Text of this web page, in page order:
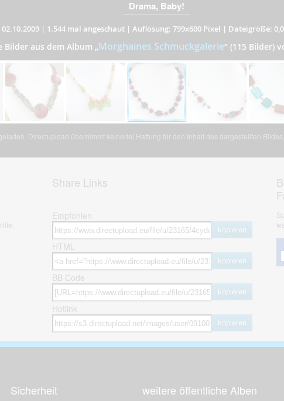
Drama, Baby!
| 1.544 mal angeschaut| Auflösung: 799x600 Pixel | Dateigröße:
Bilder aus dem Album „Morghaines Schmuckgalerie” (115 Bilder)
Directupload übernimmt keinerlei Haftung für den Inhalt des dargestellten
Share Links
Empfohlen
kopieren
HTML
kopieren
BB Code
kopieren
Hotlink
kopieren
Sicherheit weitere öffentliche Alben